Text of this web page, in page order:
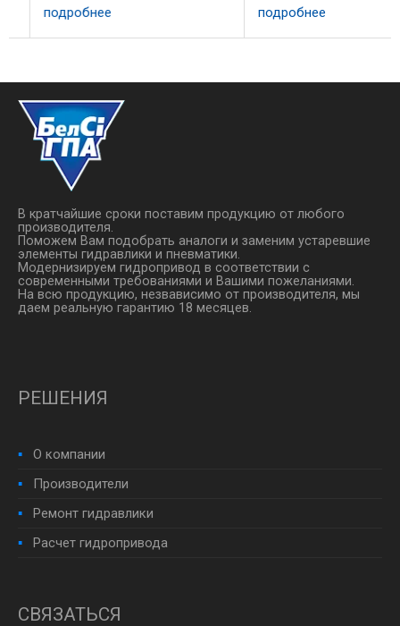
промышленных условиях. Они
отличаются долговременной
стабильностью и
подробнее подробнее
В кратчайшие сроки поставим продукцию от любого
производителя.
Поможем Вам подобрать аналоги и заменим устаревшие
элементы гидравлики и пневматики.
Модернизируем гидропривод в соответствии с
современными требованиями и Вашими пожеланиями.
На всю продукцию, незвависимо от производителя, мы
даем реальную гарантию 18 месяцев.
РЕШЕНИЯ
О компании
Производители
Ремонт гидравлики
Расчет гидропривода
СВЯЗАТЬСЯ